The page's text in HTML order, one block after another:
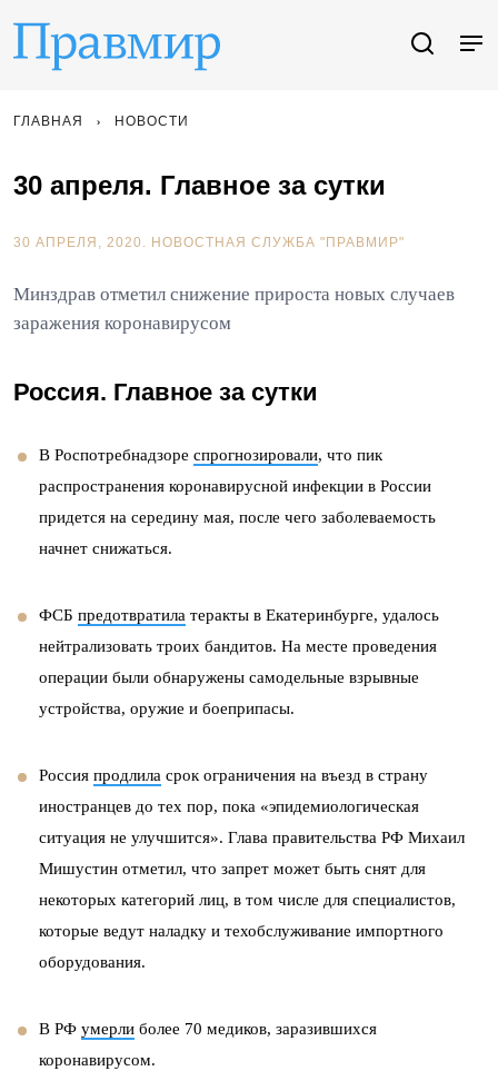
ГЛАВНАЯ НОВОСТИ
30 апреля. Главное за сутки
30 АПРЕЛЯ, 2020. НОВОСТНАЯ СЛУЖБА "ПРАВМИР"
Минздрав отметил снижение прироста новых случаев
заражения коронавирусом
Россия. Главное за сутки
В Роспотребнадзоре спрогнозировали, что пик
распространения коронавирусной инфекции в России
придется на середину мая, после чего заболеваемость
начнет снижаться.
ФСБ предотвратила теракты в Екатеринбурге, удалось
нейтрализовать троих бандитов. На месте проведения
операции были обнаружены самодельные взрывные
устройства, оружие и боеприпасы.
Россия продлила срок ограничения на въезд в страну
иностранцев до тех пор, пока «эпидемиологическая
ситуация не улучшится». Глава правительства РФ Михаил
Мишустин отметил, что запрет может быть снят для
некоторых категорий лиц, в том числе для специалистов,
которые ведут наладку и техобслуживание импортного
оборудования.
В РФ умерли более 70 медиков, заразившихся
коронавирусом.